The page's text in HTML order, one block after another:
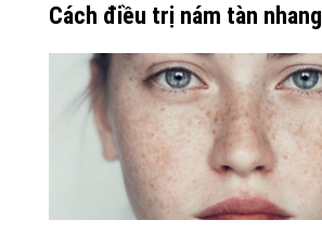
Cách điều trị nám tàn nhang